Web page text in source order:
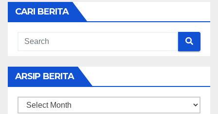
CARI BERITA
ARSIP BERITA
ARSIP